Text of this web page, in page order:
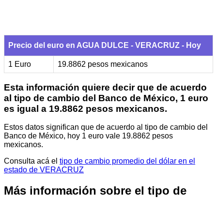
Precio del euro en AGUA DULCE - VERACRUZ - Hoy
1 Euro 19.8862 pesos mexicanos
Esta información quiere decir que de acuerdo
al tipo de cambio del Banco de México, 1 euro
es igual a 19.8862 pesos mexicanos.
Estos datos significan que de acuerdo al tipo de cambio del
Banco de México, hoy 1 euro vale 19.8862 pesos
mexicanos.
Consulta acá el tipo de cambio promedio del dólar en el
estado de VERACRUZ
Más información sobre el tipo de